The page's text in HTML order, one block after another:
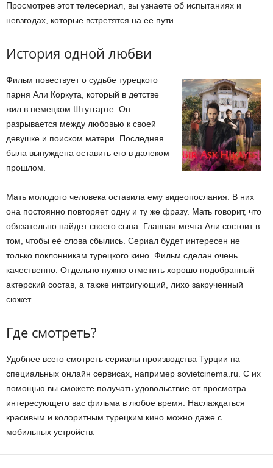
Просмотрев этот телесериал, вы узнаете об испытаниях и
невзгодах, которые встретятся на ее пути.
История одной любви
Фильм повествует о судьбе турецкого
парня Али Коркута, который в детстве
жил в немецком Штутгарте. Он
разрывается между любовью к своей
девушке и поиском матери. Последняя
была вынуждена оставить его в далеком
прошлом.
Мать молодого человека оставила ему видеопослания. В них
она постоянно повторяет одну и ту же фразу. Мать говорит, что
обязательно найдет своего сына. Главная мечта Али состоит в
том, чтобы её слова сбылись. Сериал будет интересен не
только поклонникам турецкого кино. Фильм сделан очень
качественно. Отдельно нужно отметить хорошо подобранный
актерский состав, а также интригующий, лихо закрученный
сюжет.
Где смотреть?
Удобнее всего смотреть сериалы производства Турции на
специальных онлайн сервисах, например sovietcinema.ru. С их
помощью вы сможете получать удовольствие от просмотра
интересующего вас фильма в любое время. Наслаждаться
красивым и колоритным турецким кино можно даже с
мобильных устройств.